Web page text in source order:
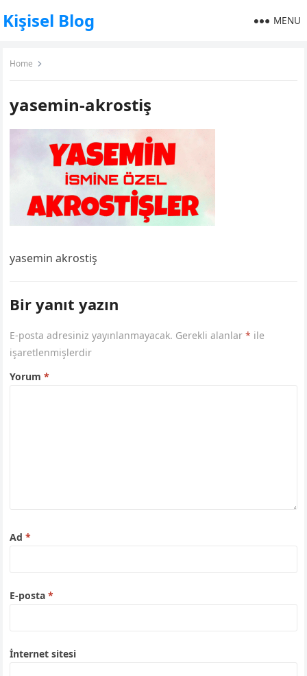
Kişisel Blog MENU
Home
yasemin-akrostiş
yasemin akrostiş
Bir yanıt yazın
E-posta adresiniz yayınlanmayacak. Gerekli alanlar* ile
işaretlenmişlerdir
Yorum*
Ad*
E-posta*
İnternet sitesi